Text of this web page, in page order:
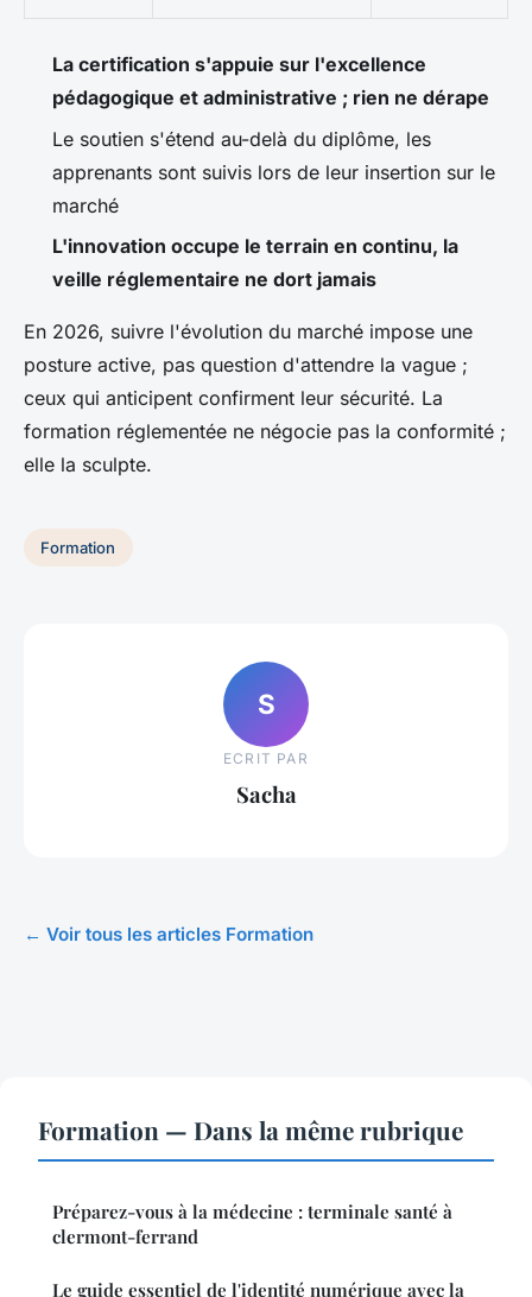
La certification s'appuie sur l'excellence
pédagogique et administrative ; rien ne dérape
Le soutien s'étend au-delà du diplôme, les
apprenants sont suivis lors de leur insertion sur le
marché
L'innovation occupe le terrain en continu, la
veille réglementaire ne dort jamais
En 2026, suivre l'évolution du marché impose une
posture active, pas question d'attendre la vague ;
ceux qui anticipent confirment leur sécurité. La
formation réglementée ne négocie pas la conformité ;
elle la sculpte.
Formation
S
ECRIT PAR
Sacha
← Voir tous les articles Formation
Formation — Dans la même rubrique
Préparez-vous à la médecine : terminale santé à
clermont-ferrand
Le guide essentiel de l'identité numérique avec la